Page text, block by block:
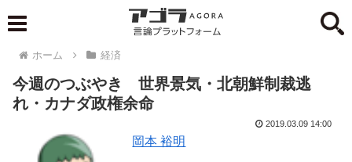
ホーム 経済
今週のつぶやき 世界景気・北朝鮮制裁逃
れ・カナダ政権余命
岡本 裕明
2019.03.09 14:00